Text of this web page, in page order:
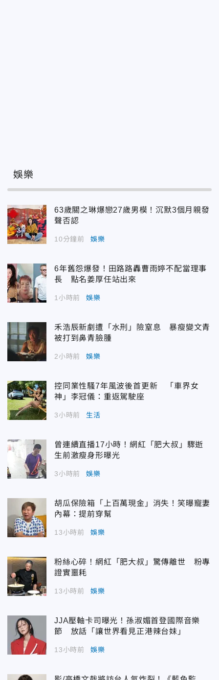
娛樂
63歲關之琳爆戀27歲男模！沉默3個月親發
聲否認
10分鐘前 娛樂
6年舊怨爆發！田路路轟曹雨婷不配當理事
長 點名姜厚任站出來
1小時前 娛樂
禾浩辰新劇遭「水刑」險窒息 暴瘦變文青
被打到鼻青臉腫
2小時前 娛樂
控同業性騷7年風波後首更新 「車界女
神」李冠儀：重返駕駛座
3小時前 生活
曾連續直播17小時！網紅「肥大叔」驟逝
生前激瘦身形曝光
3小時前 娛樂
胡瓜保險箱「上百萬現金」消失！笑曝寵妻
內幕：提前穿幫
13小時前 娛樂
粉絲心碎！網紅「肥大叔」驚傳離世 粉專
證實噩耗
13小時前 娛樂
JJA壓軸卡司曝光！孫淑媚首登國際音樂
節 放話「讓世界看見正港辣台妹」
13小時前 娛樂